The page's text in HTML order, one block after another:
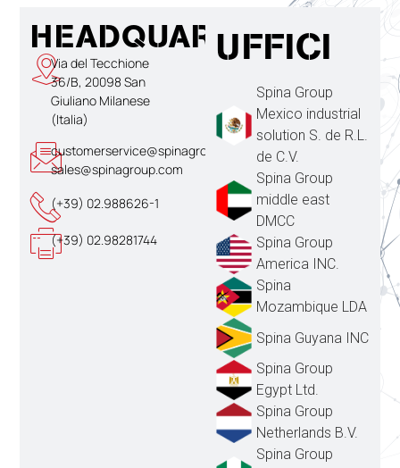
HEADQUARTER
Via del Tecchione
36/B, 20098 San
Giuliano Milanese
(Italia)
customerservice@spinagroup.com
sales@spinagroup.com
(+39) 02.988626-1
(+39) 02.98281744
UFFICI
Spina Group
Mexico industrial
solution S. de R.L.
de C.V.
Spina Group
middle east
DMCC
Spina Group
America INC.
Spina
Mozambique LDA
Spina Guyana INC
Spina Group
Egypt Ltd.
Spina Group
Netherlands B.V.
Spina Group